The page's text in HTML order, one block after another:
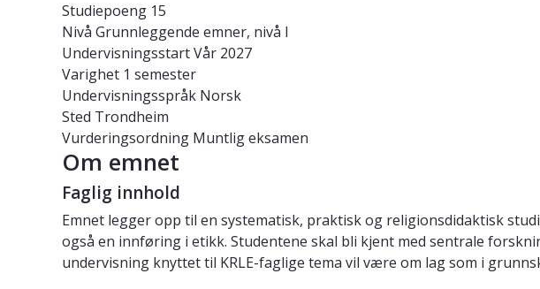
Studiepoeng 15
Nivå Grunnleggende emner, nivå I
UndervisningsstartVår 2027
Varighet 1 semester
Undervisningsspråk Norsk
Sted Trondheim
Vurderingsordning Muntlig eksamen
Om emnet
Faglig innhold
Emnet legger opp til en systematisk, praktisk og religionsdidaktisk
også en innføring i etikk. Studentene skal bli kjent med sentrale
undervisning knyttet til KRLE-faglige tema vil være om lag som i